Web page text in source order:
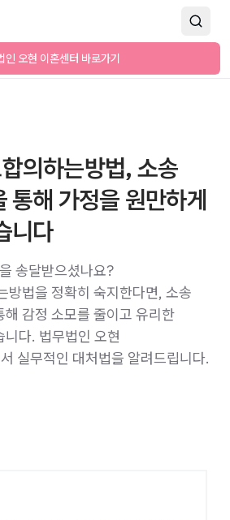
인 오현 이혼센터 바로가기
의하는방법, 소송
통해 가정을 원만하게
니다
송달받으셨나요?
방법을 정확히 숙지한다면, 소송
해 감정 소모를 줄이고 유리한
다. 법무법인 오현
실무적인 대처법을 알려드립니다.